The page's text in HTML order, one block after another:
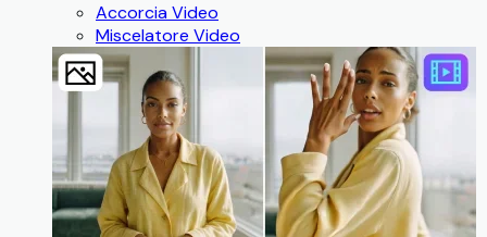
Accorcia Video
Miscelatore Video